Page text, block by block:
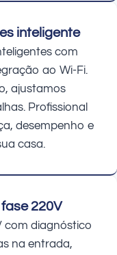
inteligente
com
ao Wi-Fi.
ajustamos
Profissional
desempenho e
casa.
220V
com diagnóstico
na entrada,